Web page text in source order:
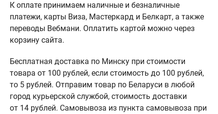
К оплате принимаем наличные и безналичные
платежи, карты Виза, Мастеркард и Белкарт, а также
переводы Вебмани. Оплатить картой можно через
корзину сайта.
Бесплатная доставка по Минску при стоимости
товара от 100 рублей, если стоимость до 100 рублей,
то 5 рублей. Отправим товар по Беларуси в любой
город курьерской службой, стоимость доставки
от 14 рублей. Самовывоза из пункта самовывоза при